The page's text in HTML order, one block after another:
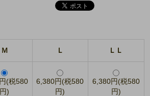
Ｍ Ｌ ＬＬ
(税580
円)
6,380円(税580
円)
6,380円(税580
円)